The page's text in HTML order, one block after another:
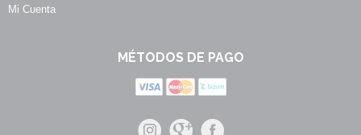
Mi Cuenta
MÉTODOS DE PAGO